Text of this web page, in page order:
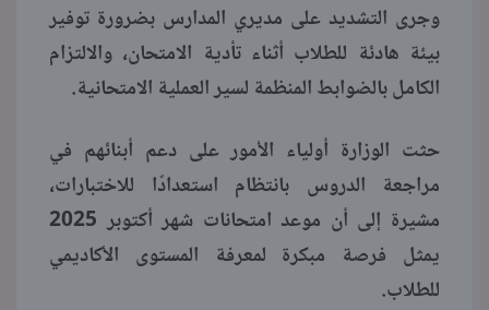
وجرى التشديد على مديري المدارس بضرورة توفير
بيئة هادئة للطلاب أثناء تأدية الامتحان، والالتزام
الكامل بالضوابط المنظمة لسير العملية الامتحانية.
حثت الوزارة أولياء الأمور على دعم أبنائهم في
مراجعة الدروس بانتظام استعدادًا للاختبارات،
مشيرة إلى أن موعد امتحانات شهر أكتوبر 2025
يمثل فرصة مبكرة لمعرفة المستوى الأكاديمي
للطلاب.